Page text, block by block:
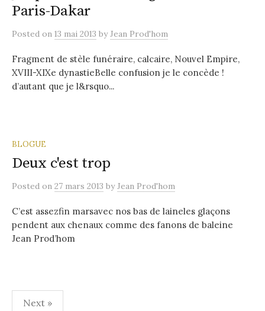
Paris-Dakar
Posted on 13 mai 2013 byJean Prod'hom
Fragment de stèle funéraire, calcaire, Nouvel Empire,
XVIII-XIXe dynastieBelle confusion je le concède !
d’autant que je l&rsquo...
BLOGUE
Deux c'est trop
Posted on 27 mars 2013 byJean Prod'hom
C’est assezfin marsavec nos bas de laineles glaçons
pendent aux chenaux comme des fanons de baleine
Jean Prod’hom
Pagination
Next »